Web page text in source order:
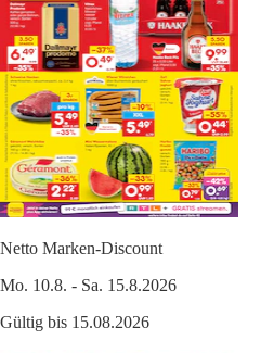
Netto Marken-Discount
Mo. 10.8. - Sa. 15.8.2026
Gültig bis 15.08.2026